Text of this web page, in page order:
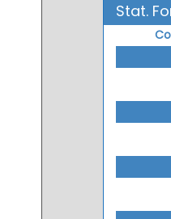
Stat.